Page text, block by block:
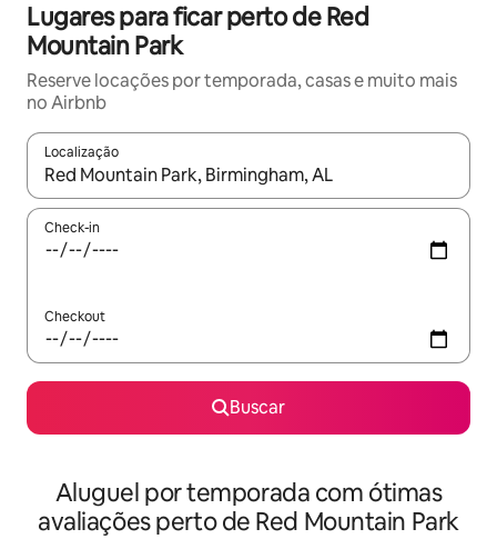
Lugares para ficar perto de Red
Mountain Park
Reserve locações por temporada, casas e muito mais
no Airbnb
Localização
Quando os resultados estiverem disponíveis, explore-os
Check-in
Checkout
Buscar
Aluguel por temporada com ótimas
avaliações perto de Red Mountain Park